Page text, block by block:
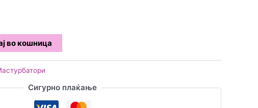
во кошница
Сигурно плаќање